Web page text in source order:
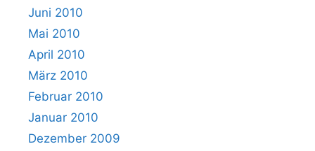
Juni 2010
Mai 2010
April 2010
März 2010
Februar 2010
Januar 2010
Dezember 2009